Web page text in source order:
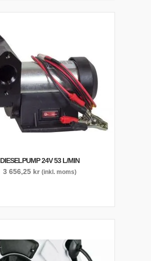
DIESELPUMP 24V 53 L/MIN
3 656,25 kr (inkl. moms)